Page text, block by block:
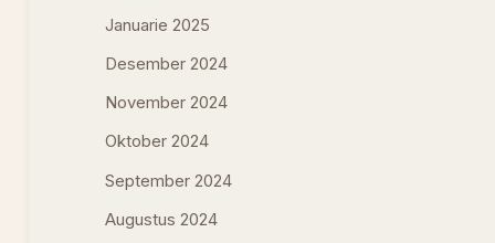
Januarie 2025
Desember 2024
November 2024
Oktober 2024
September 2024
Augustus 2024